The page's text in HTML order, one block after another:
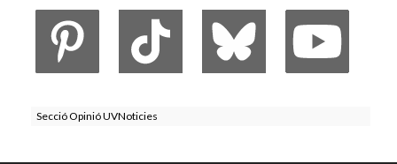
Secció Opinió UVNoticies